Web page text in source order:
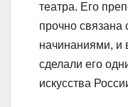
театра. Его
прочно связана
начинаниями, и
сделали его
искусства